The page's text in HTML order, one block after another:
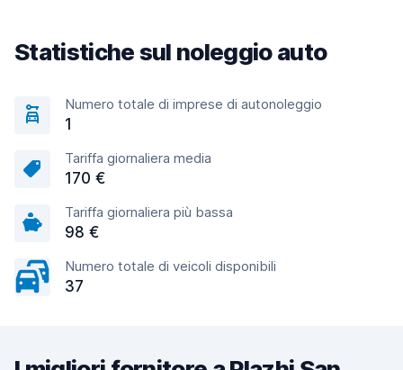
Statistiche sul noleggio auto
Numero totale di imprese di autonoleggio
1
Tariffa giornaliera media
170 €
Tariffa giornaliera più bassa
98 €
Numero totale di veicoli disponibili
37